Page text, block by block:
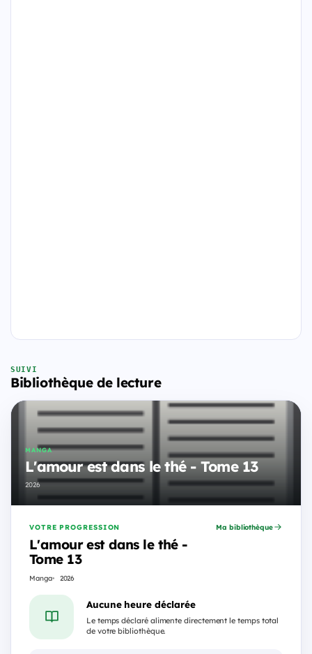
SUIVI
Bibliothèque de lecture
MANGA
L'amour est dans le thé - Tome 13
2026
VOTRE PROGRESSION
L'amour est dans le thé -
Tome 13
Manga 2026
Ma bibliothèque
Aucune heure déclarée
Le temps déclaré alimente directement le temps total
de votre bibliothèque.